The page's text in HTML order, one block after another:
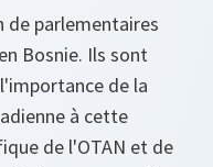
de parlementaires
Bosnie. Ils sont
de la
à cette
de l'OTAN et de